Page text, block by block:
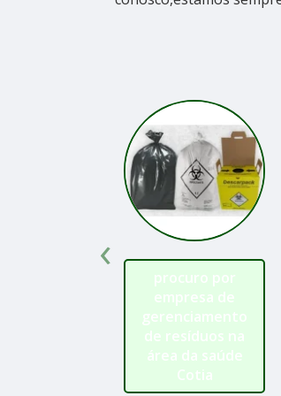
procuro por
empresa de
gerenciamento
de resíduos na
área da saúde
Cotia
‹